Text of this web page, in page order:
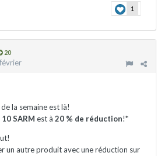
1
20
la semaine est là!
10 SARM est à 20 % de réduction!*
un autre produit avec une réduction sur